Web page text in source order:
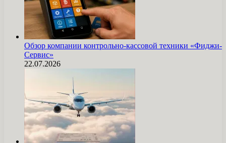
Обзор компании контрольно-кассовой техники «Фиджи-
Сервис»
22.07.2026